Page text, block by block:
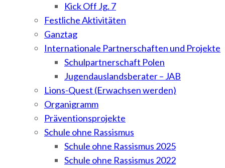
Kick Off Jg. 7
Festliche Aktivitäten
Ganztag
Internationale Partnerschaften und Projekte
Schulpartnerschaft Polen
Jugendauslandsberater – JAB
Lions-Quest (Erwachsen werden)
Organigramm
Präventionsprojekte
Schule ohne Rassismus
Schule ohne Rassismus 2025
Schule ohne Rassismus 2022